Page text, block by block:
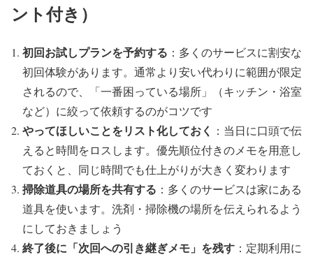
ント付き）
初回お試しプランを予約する ：多くのサービスに割安な
初回体験があります。通常より安い代わりに範囲が限定
されるので、「一番困っている場所」（キッチン・浴室
など）に絞って依頼するのがコツです
やってほしいことをリスト化しておく ：当日に口頭で伝
えると時間をロスします。優先順位付きのメモを用意し
ておくと、同じ時間でも仕上がりが大きく変わります
掃除道具の場所を共有する ：多くのサービスは家にある
道具を使います。洗剤・掃除機の場所を伝えられるよう
にしておきましょう
終了後に「次回への引き継ぎメモ」を残す ：定期利用に